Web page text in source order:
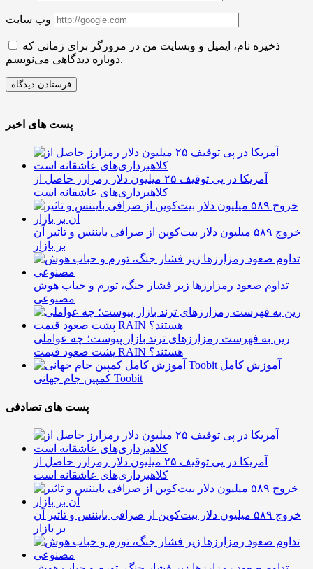
وب سایت
ذخیره نام، ایمیل و وبسایت من در مرورگر برای زمانی که
دوباره دیدگاهی می‌نویسم.
پست های اخیر
آمریکا در پی توقیف ۲۵ میلیون دلار رمزارز حاصل از
کلاهبرداری‌های عاشقانه است
خروج ۵۸۹ میلیون دلار بیت‌کوین از صرافی بایننس و تاثیر آن
بر بازار
تداوم صعود رمزارزها زیر فشار جنگ، تورم و حباب هوش
مصنوعی
رین به فهرست رمزارزهای ترند بازار پیوست؛ چه عواملی
پشت صعود قیمت RAIN هستند؟
آموزش کامل
کمپین جام جهانی Toobit
پست های تصادفی
آمریکا در پی توقیف ۲۵ میلیون دلار رمزارز حاصل از
کلاهبرداری‌های عاشقانه است
خروج ۵۸۹ میلیون دلار بیت‌کوین از صرافی بایننس و تاثیر آن
بر بازار